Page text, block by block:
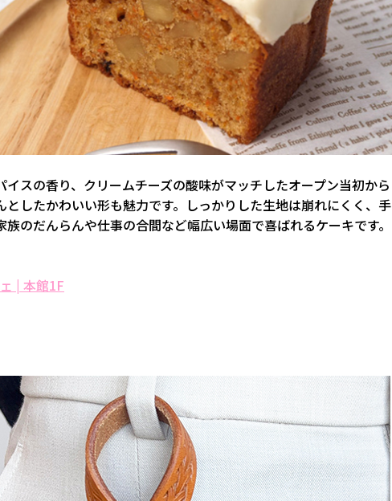
イスの香り、クリームチーズの酸味がマッチしたオープン当初から
としたかわいい形も魅力です。しっかりした生地は崩れにくく、手
のだんらんや仕事の合間など幅広い場面で喜ばれるケーキです。
| 本館1F